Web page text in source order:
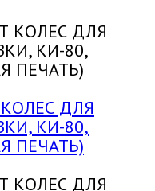
ДЛЯ
КИ-80,
ПЕЧАТЬ)